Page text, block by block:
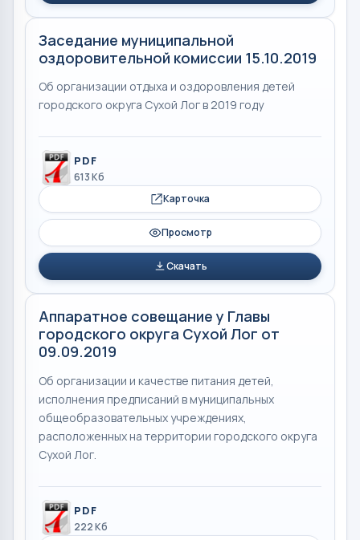
Заседание муниципальной
оздоровительной комиссии 15.10.2019
Об организации отдыха и оздоровления детей
городского округа Сухой Лог в 2019 году
PDF
613 Кб
Карточка
Просмотр
Скачать
Аппаратное совещание у Главы
городского округа Сухой Лог от
09.09.2019
Об организации и качестве питания детей,
исполнения предписаний в муниципальных
общеобразовательных учреждениях,
расположенных на территории городского округа
Сухой Лог.
PDF
222 Кб